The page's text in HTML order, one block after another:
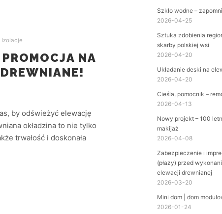
Izolacje
NA
by odświeżyć elewację
okładzina to nie tylko
trwałość i doskonała
Szkło wodne –
2026-04-25
Sztuka zdobienia
skarby polskiej wsi
2026-04-20
Układanie deski na
2026-04-20
Cieśla, pomocnik –
2026-04-13
Nowy projekt – 100
makijaż
2026-04-08
Zabezpieczenie i
(płazy) przed
elewacji drewnianej
2026-03-20
Mini dom | dom
2026-01-24